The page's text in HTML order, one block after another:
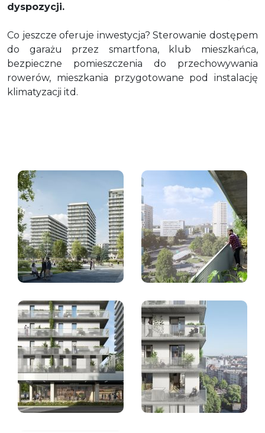
dyspozycji.
Co jeszcze oferuje inwestycja? Sterowanie dostępem
do garażu przez smartfona, klub mieszkańca,
bezpieczne pomieszczenia do przechowywania
rowerów, mieszkania przygotowane pod instalację
klimatyzacji itd.